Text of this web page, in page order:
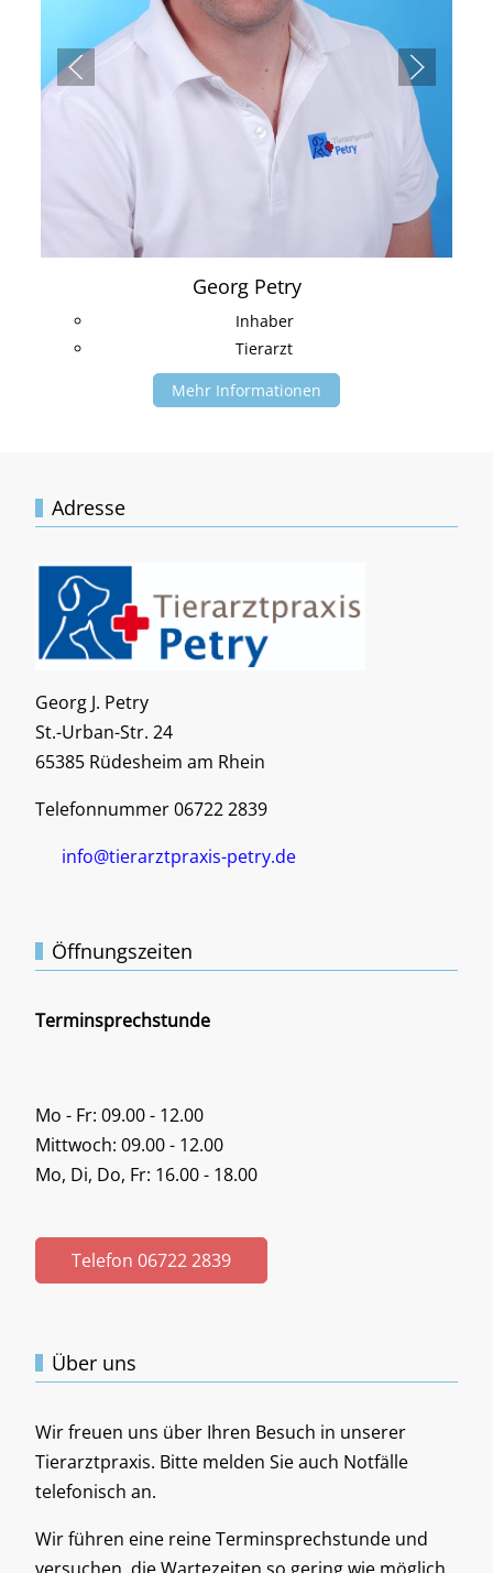
Georg Petry
Inhaber
Tierarzt
Mehr Informationen
Adresse
Georg J. Petry
St.-Urban-Str. 24
65385 Rüdesheim am Rhein
Telefonnummer 06722 2839
info@tierarztpraxis-petry.de
Öffnungszeiten
Terminsprechstunde
Mo - Fr: 09.00 - 12.00
Mittwoch: 09.00 - 12.00
Mo, Di, Do, Fr: 16.00 - 18.00
Telefon 06722 2839
Über uns
Wir freuen uns über Ihren Besuch in unserer
Tierarztpraxis. Bitte melden Sie auch Notfälle
telefonisch an.
Wir führen eine reine Terminsprechstunde und